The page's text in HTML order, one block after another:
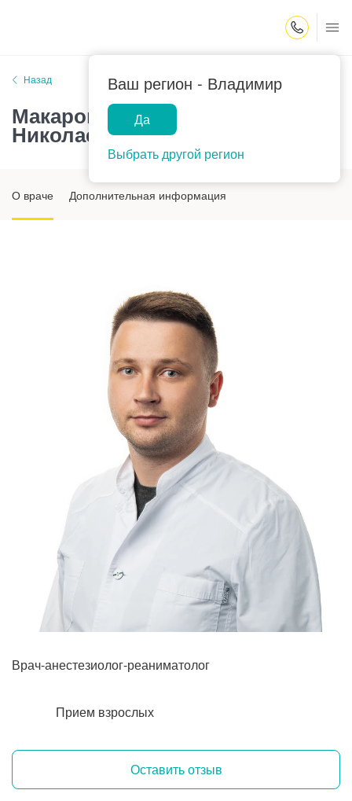
Ваш регион - Владимир
Да
Выбрать другой регион
Назад
Макаров Александр
Николаевич
О враче Дополнительная информация
Врач-анестезиолог-реаниматолог
Прием взрослых
Оставить отзыв